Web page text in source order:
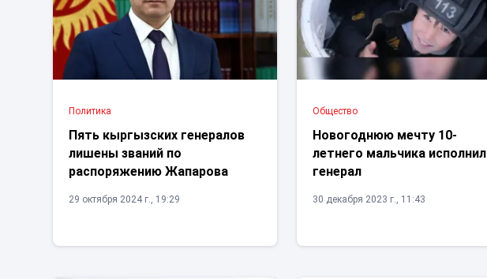
Политика
Пять кыргызских генералов
лишены званий по
распоряжению Жапарова
29 октября 2024 г., 19:29
Общество
Новогоднюю мечту 10-
летнего мальчика исполнил
генерал
30 декабря 2023 г., 11:43